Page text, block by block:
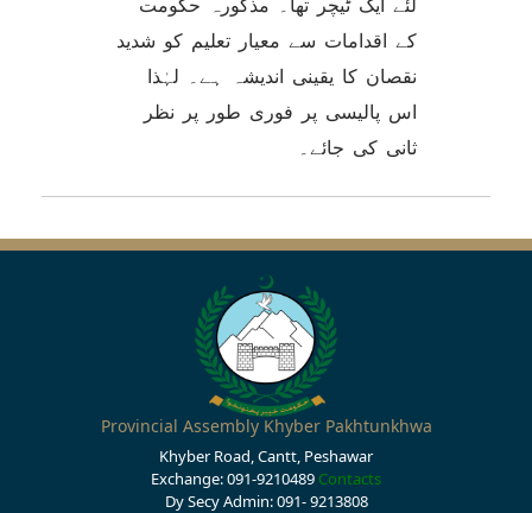
کے اقدامات سے معیار تعلیم کو شدید
نقصان کا یقینی اندیشہ ہے۔ لہٰذا
اس پالیسی پر فوری طور پر نظر
ثانی کی جائے۔
Provincial Assembly Khyber Pakhtunkhwa
Khyber Road, Cantt, Peshawar
Exchange: 091-9210489 Contacts
Dy Secy Admin: 091- 9213808